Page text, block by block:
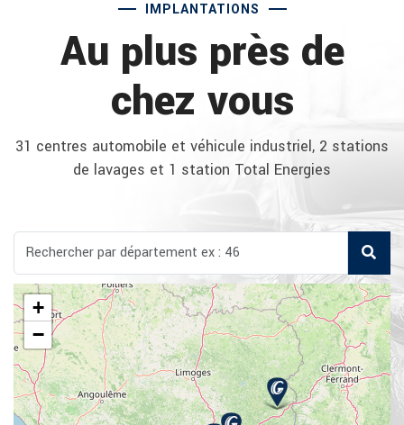
IMPLANTATIONS
Au plus près de
chez vous
31 centres automobile et véhicule industriel, 2 stations
de lavages et 1 station Total Energies
+
−